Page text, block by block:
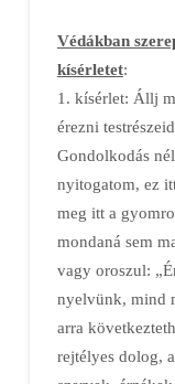
Védákban
kísérletet:
1. kísérlet: Állj
érezni
Gondolkodás
nyitogatom, ez
meg itt a
mondaná sem
vagy oroszul:
nyelvünk, mind
arra
rejtélyes dolog,